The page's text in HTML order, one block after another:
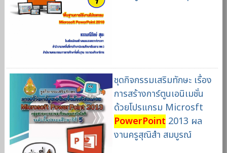
ชุดกิจกรรมเสริมทักษะ เรื่อง
การสร้างการ์ตูนเอนิเมชั่น
ด้วยโปรแกรม Microsft
PowerPoint 2013 ผล
งานครูสุณิสำ สมบูรณ์